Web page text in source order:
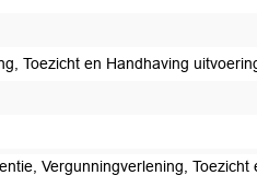
Toezicht en Handhaving
Vergunningverlening,